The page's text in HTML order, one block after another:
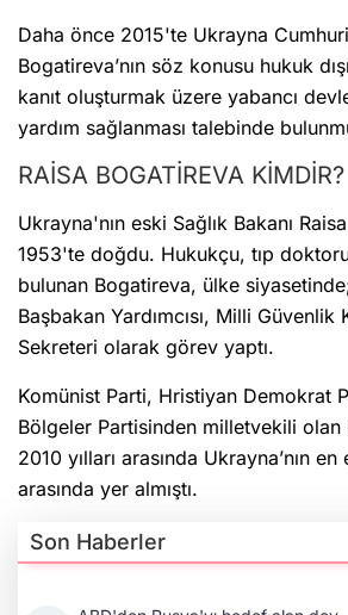
Daha önce 2015'te Ukrayna
Bogatireva’nın söz konusu hukuk
kanıt oluşturmak üzere yabancı
yardım sağlanması talebinde
RAİSA BOGATİREVA KİMDİR?
Ukrayna'nın eski Sağlık Bakanı
1953'te doğdu. Hukukçu, tıp
bulunan Bogatireva, ülke
Başbakan Yardımcısı, Milli Güvenlik
Sekreteri olarak görev yaptı.
Komünist Parti, Hristiyan Demokrat
Bölgeler Partisinden milletvekili
2010 yılları arasında Ukrayna’nın en
arasında yer almıştı.
Son Haberler